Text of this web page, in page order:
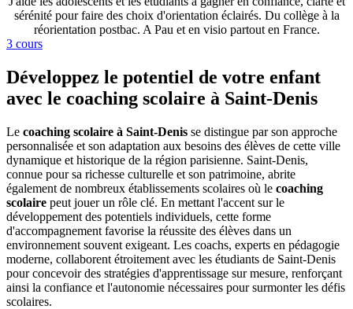
sérénité pour faire des choix d'orientation éclairés. Du collège à la
réorientation postbac. A Pau et en visio partout en France.
3 cours
Développez le potentiel de votre enfant
avec le coaching scolaire à Saint-Denis
Le coaching scolaire à Saint-Denis se distingue par son approche
personnalisée et son adaptation aux besoins des élèves de cette ville
dynamique et historique de la région parisienne. Saint-Denis,
connue pour sa richesse culturelle et son patrimoine, abrite
également de nombreux établissements scolaires où le coaching
scolaire peut jouer un rôle clé. En mettant l'accent sur le
développement des potentiels individuels, cette forme
d'accompagnement favorise la réussite des élèves dans un
environnement souvent exigeant. Les coachs, experts en pédagogie
moderne, collaborent étroitement avec les étudiants de Saint-Denis
pour concevoir des stratégies d'apprentissage sur mesure, renforçant
ainsi la confiance et l'autonomie nécessaires pour surmonter les défis
scolaires.